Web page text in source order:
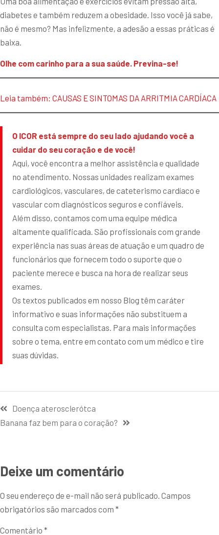
diabetes e também reduzem a obesidade. Isso você já sabe,
não é mesmo? Mas infelizmente, a adesão a essas práticas é
baixa.
Olhe com carinho para a sua saúde. Previna-se!
Leia também: CAUSAS E SINTOMAS DA ARRITMIA CARDÍACA
O ICOR está sempre do seu lado ajudando você a
cuidar do seu coração e de você!
Aqui, você encontra a melhor assistência e qualidade
no atendimento. Nossas unidades realizam exames
cardiológicos, vasculares, de cateterismo cardíaco e
vascular com diagnósticos seguros e confiáveis.
Além disso, contamos com uma equipe médica
altamente qualificada. São profissionais com grande
experiência nas suas áreas de atuação e um quadro de
funcionários que fornecem todo o suporte que o
paciente merece e busca na hora de realizar seus
exames.
Os textos publicados em nosso Blog têm caráter
informativo e suas informações não substituem a
consulta com especialistas. Para mais informações
sobre o tema, entre em contato com um médico e tire
suas dúvidas.
Doença aterosclerótca
Banana faz bem para o coração?
Deixe um comentário
O seu endereço de e-mail não será publicado. Campos
obrigatórios são marcados com *
Comentário *